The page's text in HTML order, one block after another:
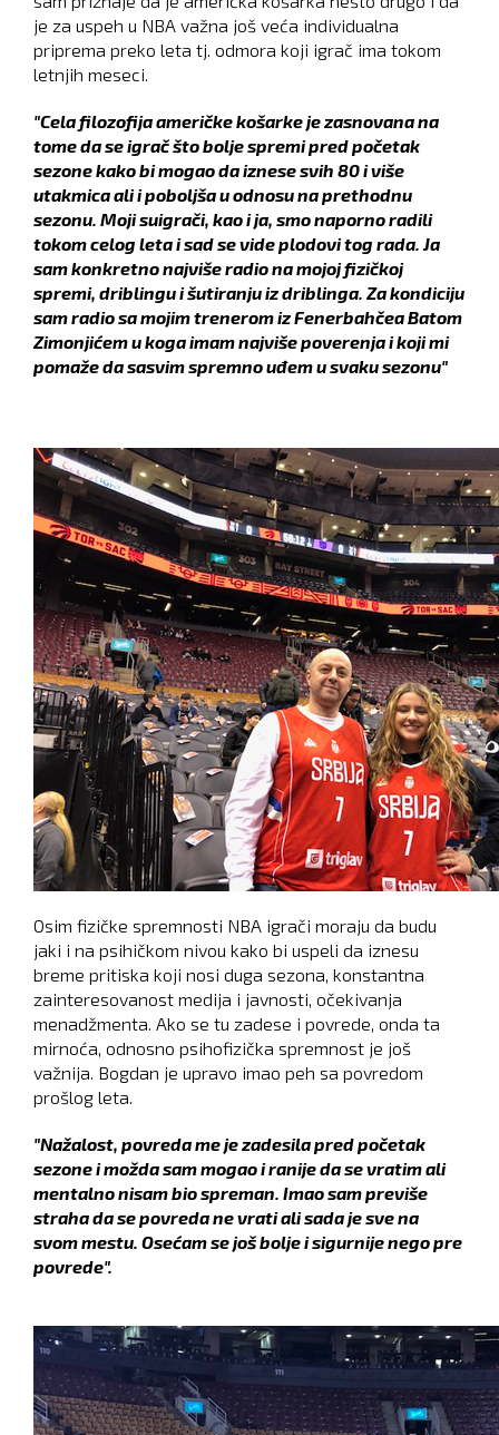
je za uspeh u NBA važna još veća individualna
priprema preko leta tj. odmora koji igrač ima tokom
letnjih meseci.
"Cela filozofija američke košarke je zasnovana na
tome da se igrač što bolje spremi pred početak
sezone kako bi mogao da iznese svih 80 i više
utakmica ali i poboljša u odnosu na prethodnu
sezonu. Moji suigrači, kao i ja, smo naporno radili
tokom celog leta i sad se vide plodovi tog rada. Ja
sam konkretno najviše radio na mojoj fizičkoj
spremi, driblingu i šutiranju iz driblinga. Za kondiciju
sam radio sa mojim trenerom iz Fenerbahčea Batom
Zimonjićem u koga imam najviše poverenja i koji mi
pomaže da sasvim spremno uđem u svaku sezonu"
Osim fizičke spremnosti NBA igrači moraju da budu
jaki i na psihičkom nivou kako bi uspeli da iznesu
breme pritiska koji nosi duga sezona, konstantna
zainteresovanost medija i javnosti, očekivanja
menadžmenta. Ako se tu zadese i povrede, onda ta
mirnoća, odnosno psihofizička spremnost je još
važnija. Bogdan je upravo imao peh sa povredom
prošlog leta.
"Nažalost, povreda me je zadesila pred početak
sezone i možda sam mogao i ranije da se vratim ali
mentalno nisam bio spreman. Imao sam previše
straha da se povreda ne vrati ali sada je sve na
svom mestu. Osećam se još bolje i sigurnije nego pre
povrede".